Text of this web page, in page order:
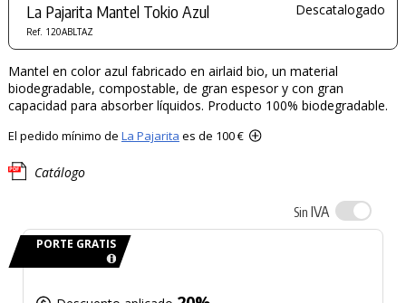
La Pajarita Mantel Tokio Azul
Ref. 120ABLTAZ
Descatalogado
Mantel en color azul fabricado en airlaid bio, un material
biodegradable, compostable, de gran espesor y con gran
capacidad para absorber líquidos. Producto 100% biodegradable.
El pedido mínimo de La Pajarita es de 100 €
Catálogo
Sin IVA
PORTE GRATIS